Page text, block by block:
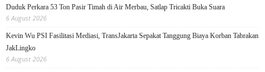
Duduk Perkara 53 Ton Pasir Timah di Air Merbau, Satlap Tricakti Buka Suara
6 August 2026
Kevin Wu PSI Fasilitasi Mediasi, TransJakarta Sepakat Tanggung Biaya Korban Tabrakan
JakLingko
6 August 2026